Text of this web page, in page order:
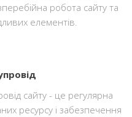
робота сайту та
елементів.
сайту - це регулярна
ресурсу і забезпечення